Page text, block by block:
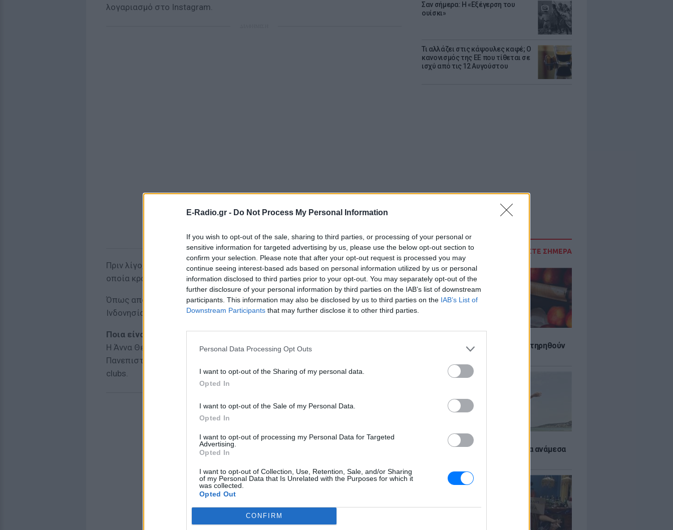
E-Radio.gr - Do Not Process My Personal Information
If you wish to opt-out of the sale, sharing to third parties, or processing of your personal or
sensitive information for targeted advertising by us, please use the below opt-out section to
confirm your selection. Please note that after your opt-out request is processed you may
continue seeing interest-based ads based on personal information utilized by us or personal
information disclosed to third parties prior to your opt-out. You may separately opt-out of the
further disclosure of your personal information by third parties on the IAB’s list of downstream
participants. This information may also be disclosed by us to third parties on the IAB’s List of
Downstream Participants that may further disclose it to other third parties.
Personal Data Processing Opt Outs
I want to opt-out of the Sharing of my personal data.
Opted In
I want to opt-out of the Sale of my Personal Data.
Opted In
I want to opt-out of processing my Personal Data for Targeted
Advertising.
Opted In
I want to opt-out of Collection, Use, Retention, Sale, and/or Sharing
of my Personal Data that Is Unrelated with the Purposes for which it
was collected.
Opted Out
CONFIRM
Σαν σήμερα: Η «Εξέγερση του
ουίσκι»
Τι αλλάζει στις κάψουλες καφέ; Ο
κανονισμός της ΕΕ που τίθεται σε
ισχύ από τις 12 Αυγούστου
ΔΙΑΒΑΣΤΕ ΣΗΜΕΡΑ
6 φρούτα που μπορουν να διατηρηθούν
Πώς να αποφύγεις το σύγκαμα ανάμεσα
λογαριασμό στο Instagram.
Πριν λίγο, όμως, θέλησε να ανέβασε μία φωτογραφία με την Άννα, στην
οποία κρατιούνται χέρι χέρι και χαμογελούν, με φόντο ένα δάσος.
Όπως αποκαλύπτει στην ανάρτησή του, βρίσκονται στο Μπαλί της
Ινδονησίας.
Ποια είναι η Άννα Θεοδωρίδη
Η Άννα Θεοδωρίδη σπουδάζει Ψυχολογία στο Εθνικό και Καποδιστριακό
Πανεπιστήμιο Αθηνών, ενώ έχει δουλέψει ως χορεύτρια σε πολλά γνωστά
clubs.